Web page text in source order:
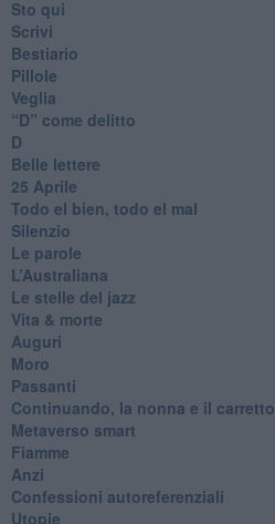
Sto qui
Scrivi
Bestiario
Pillole
Veglia
​“D” come delitto
D
Belle lettere
25 Aprile
Todo el bien, todo el mal
Silenzio
Le parole
​L’Australiana
Le stelle del jazz
Vita & morte
Auguri
Moro
Passanti
Continuando, la nonna e il carretto
Metaverso smart
Fiamme
Anzi
Confessioni autoreferenziali
Utopie